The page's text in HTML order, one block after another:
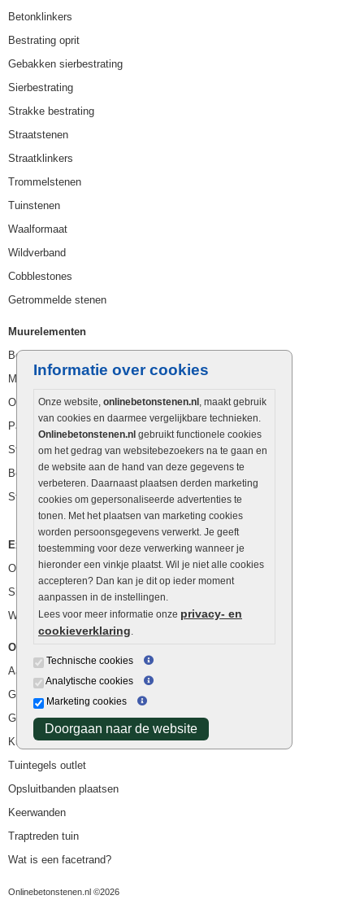
Informatie over cookies
Onze website, onlinebetonstenen.nl , maakt gebruik
van cookies en daarmee vergelijkbare technieken.
Onlinebetonstenen.nl gebruikt functionele cookies
om het gedrag van websitebezoekers na te gaan en
de website aan de hand van deze gegevens te
verbeteren. Daarnaast plaatsen derden marketing
cookies om gepersonaliseerde advertenties te
tonen. Met het plaatsen van marketing cookies
worden persoonsgegevens verwerkt. Je geeft
toestemming voor deze verwerking wanneer je
hieronder een vinkje plaatst. Wil je niet alle cookies
accepteren? Dan kan je dit op ieder moment
aanpassen in de instellingen.
Lees voor meer informatie onze privacy- en
cookieverklaring.
Technische cookies
Analytische cookies
Marketing cookies
Doorgaan naar de website
Betonklinkers
Bestrating oprit
Gebakken sierbestrating
Sierbestrating
Strakke bestrating
Straatstenen
Straatklinkers
Trommelstenen
Tuinstenen
Waalformaat
Wildverband
Cobblestones
Getrommelde stenen
Muurelementen
Betonbielzen
Muurstenen
Opsluitbanden
Palissaden
Stapelblokken
Betonblokken
Stapelstenen
Extra benodigdheden
Ophoogzand
Siergrind en siersplit
Waterafvoer
Overig
Aanbiedingen
Goedkope bestrating
Goedkope tuintegels
Kunstgras
Tuintegels outlet
Opsluitbanden plaatsen
Keerwanden
Traptreden tuin
Wat is een facetrand?
Onlinebetonstenen.nl ©2026